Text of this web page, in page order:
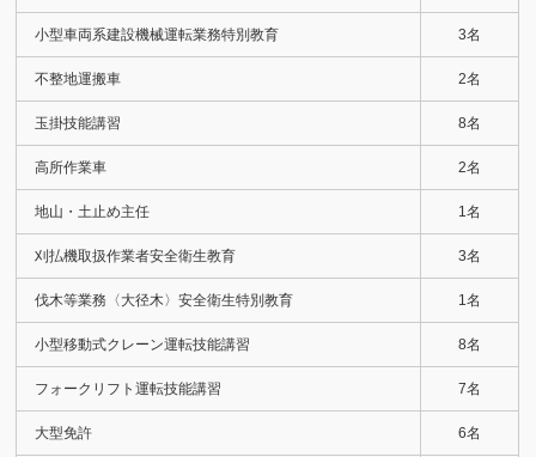
小型車両系建設機械運転業務特別教育 3名
不整地運搬車 2名
玉掛技能講習 8名
高所作業車 2名
地山・土止め主任 1名
刈払機取扱作業者安全衛生教育 3名
伐木等業務〈大径木〉安全衛生特別教育 1名
小型移動式クレーン運転技能講習 8名
フォークリフト運転技能講習 7名
大型免許 6名